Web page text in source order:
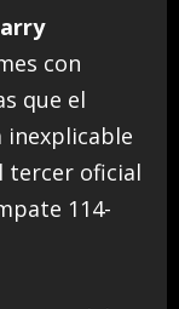
con
que el
inexplicable
tercer oficial
114-